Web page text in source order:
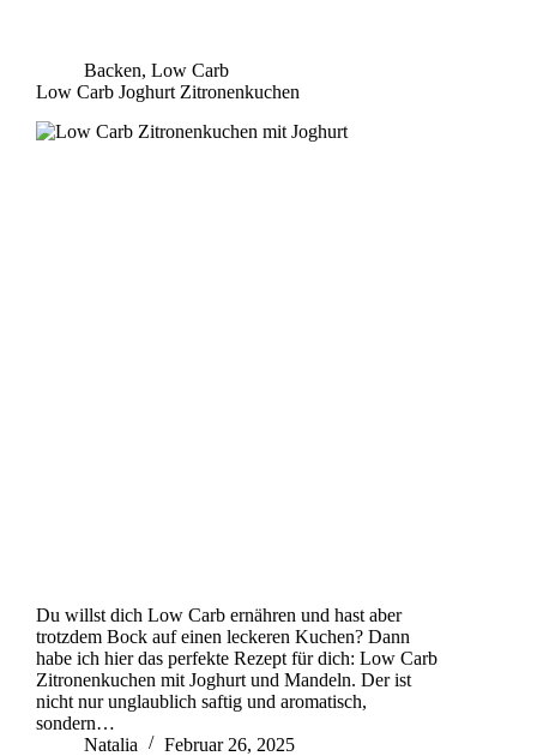
Backen, Low Carb
Low Carb Joghurt Zitronenkuchen
Du willst dich Low Carb ernähren und hast aber
trotzdem Bock auf einen leckeren Kuchen? Dann
habe ich hier das perfekte Rezept für dich: Low Carb
Zitronenkuchen mit Joghurt und Mandeln. Der ist
nicht nur unglaublich saftig und aromatisch,
sondern…
Natalia
Februar 26, 2025